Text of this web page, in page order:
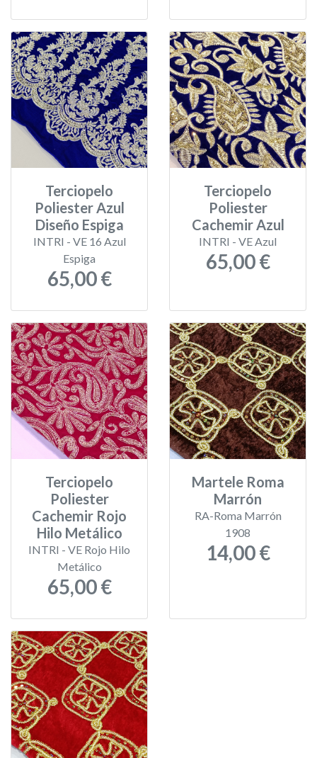
Terciopelo
Poliester Azul
Diseño Espiga
INTRI - VE 16 Azul
Espiga
65,00 €
Terciopelo
Poliester
Cachemir Azul
INTRI - VE Azul
65,00 €
Terciopelo
Poliester
Cachemir Rojo
Hilo Metálico
INTRI - VE Rojo Hilo
Metálico
65,00 €
Martele Roma
Marrón
RA-Roma Marrón
1908
14,00 €